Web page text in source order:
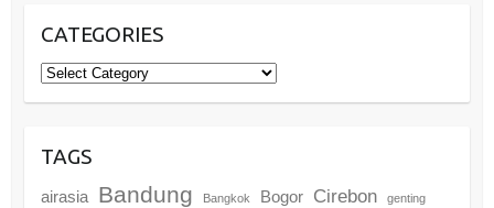
CATEGORIES
Categories
TAGS
airasia Bandung Bangkok Bogor Cirebon genting